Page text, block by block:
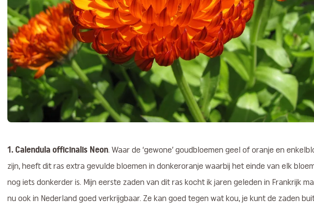
1. Calendula officinalis Neon. Waar de ‘gewone’ goudbloemen geel of oranje en
zijn, heeft dit ras extra gevulde bloemen in donkeroranje waarbij het einde van elk
nog iets donkerder is. Mijn eerste zaden van dit ras kocht ik jaren geleden in Frankrijk
nu ook in Nederland goed verkrijgbaar. Ze kan goed tegen wat kou, je kunt de zaden